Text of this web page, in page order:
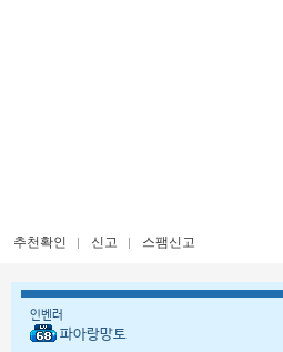
추천확인 신고 스팸신고
인벤러
파아랑망토